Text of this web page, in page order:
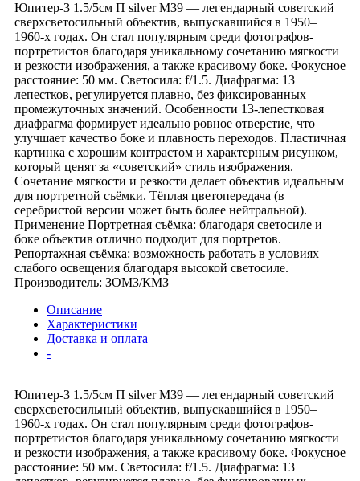
Юпитер-3 1.5/5см П silver М39 — легендарный советский
сверхсветосильный объектив, выпускавшийся в 1950–
1960-х годах. Он стал популярным среди фотографов-
портретистов благодаря уникальному сочетанию мягкости
и резкости изображения, а также красивому боке. Фокусное
расстояние: 50 мм. Светосила: f/1.5. Диафрагма: 13
лепестков, регулируется плавно, без фиксированных
промежуточных значений. Особенности 13-лепестковая
диафрагма формирует идеально ровное отверстие, что
улучшает качество боке и плавность переходов. Пластичная
картинка с хорошим контрастом и характерным рисунком,
который ценят за «советский» стиль изображения.
Сочетание мягкости и резкости делает объектив идеальным
для портретной съёмки. Тёплая цветопередача (в
серебристой версии может быть более нейтральной).
Применение Портретная съёмка: благодаря светосиле и
боке объектив отлично подходит для портретов.
Репортажная съёмка: возможность работать в условиях
слабого освещения благодаря высокой светосиле.
Производитель: ЗОМЗ/КМЗ
Описание
Характеристики
Доставка и оплата
-
Юпитер-3 1.5/5см П silver М39 — легендарный советский
сверхсветосильный объектив, выпускавшийся в 1950–
1960-х годах. Он стал популярным среди фотографов-
портретистов благодаря уникальному сочетанию мягкости
и резкости изображения, а также красивому боке. Фокусное
расстояние: 50 мм. Светосила: f/1.5. Диафрагма: 13